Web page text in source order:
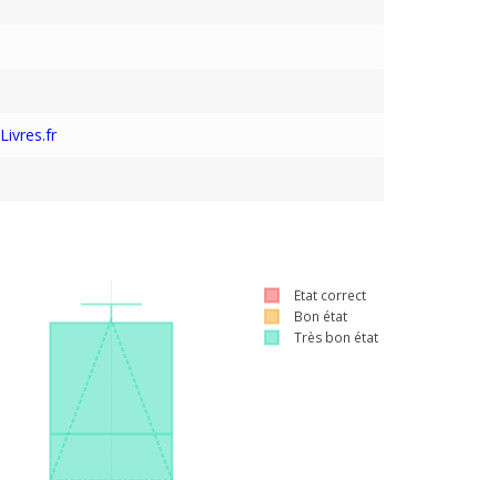
Etat correct
Bon état
Très bon état